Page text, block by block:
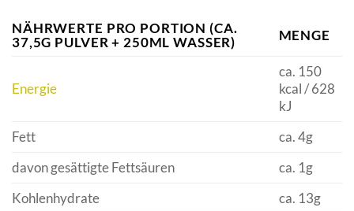
NÄHRWERTE PRO PORTION (CA.
37,5G PULVER + 250ML WASSER)
MENGE
Energie
ca. 150
kcal / 628
kJ
Fett
ca. 4g
davon gesättigte Fettsäuren
ca. 1g
Kohlenhydrate
ca. 13g